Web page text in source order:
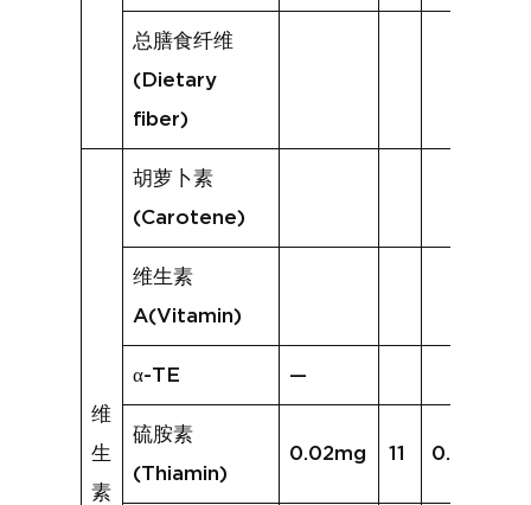
总膳食纤维
(Dietary
fiber)
维
生
素
胡萝卜素
(Carotene)
维生素
A(Vitamin)
α-TE —
硫胺素
(Thiamin)
0.02mg 11 0.09mg